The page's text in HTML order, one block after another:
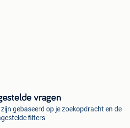
vragen
gebaseerd op je zoekopdracht en de
filters